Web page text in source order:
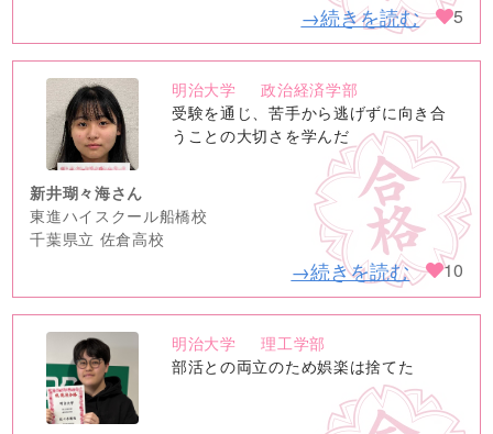
→続きを読む 5
no
image
明治大学
政治経済学部
受験を通じ、苦手から逃げずに向き合
うことの大切さを学んだ
新井瑚々海さん
東進ハイスクール船橋校
千葉県立 佐倉高校
→続きを読む 10
no
image
明治大学
理工学部
部活との両立のため娯楽は捨てた